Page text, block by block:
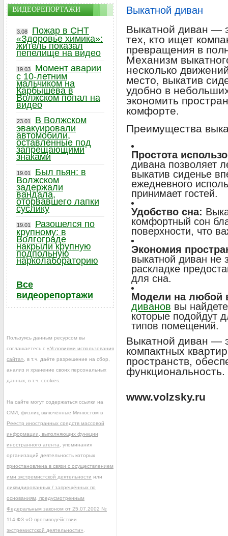
Выкатной диван
Выкатной диван —
тех, кто ищет
превращения в
Механизм
несколько
место, выкатив
удобно в
экономить
комфорте.
Преимущества
Простота
дивана позволяет
выкатив сиденье
ежедневного
принимает гостей.
Удобство сна:
комфортный сон
поверхности, что
Экономия
выкатной диван не
раскладке
для сна.
Модели на любой
диванов вы
которые подойдут
типов помещений.
Выкатной диван —
компактных
пространств,
функциональность.
www.volzsky.ru
ВИДЕОРЕПОРТАЖИ
3.08
Пожар в СНТ
«Здоровье химика»:
житель показал
пепелище на видео
19.03
Момент аварии
с 10-летним
мальчиком на
Карбышева в
Волжском попал на
видео
23.01
В Волжском
эвакуировали
автомобили,
оставленные под
запрещающими
знаками
19.01
Был пьян: в
Волжском
задержали
вандала,
оторвавшего лапки
суслику
19.01
Разошелся по
крупному: в
Волгограде
накрыли крупную
подпольную
нарколабораторию
Все
видеорепортажи
Пользуясь данным ресурсом вы
соглашаетесь с «Условиями использования
сайта» , в т.ч. даёте разрешение на сбор,
анализ и хранение своих персональных
данных, в т.ч. cookies.
На сайте могут содержаться ссылки на
СМИ, физлиц включённые Минюстом в
Реестр иностранных средств массовой
информации, выполняющих функции
иностранного агента , упоминания
организаций деятельность которых
приостановлена в связи с осуществлением
ими экстремистской деятельности или
ликвидированных / запрещённых по
основаниям, предусмотренным
Федеральным законом от 25.07.2002 №
114-ФЗ «О противодействии
экстремистской деятельности»